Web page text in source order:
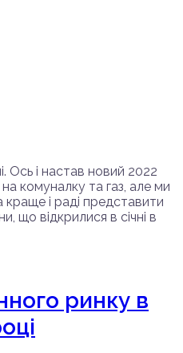
Ось і настав новий 2022
на комуналку та газ, але ми
і раді представити
що відкрилися в січні в
ринку в